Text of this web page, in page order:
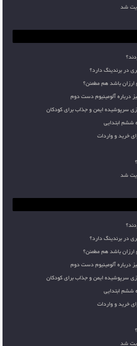
شد
در برندینگ دارد؟
ارزان باشد هم مطمئن؟
درباره آلومینیوم دست دوم
سرپوشیده ایمن و جذاب برای کودکان
ششم ابتدایی
خرید و واردات
شد
در برندینگ دارد؟
ارزان باشد هم مطمئن؟
درباره آلومینیوم دست دوم
سرپوشیده ایمن و جذاب برای کودکان
ششم ابتدایی
خرید و واردات
شد